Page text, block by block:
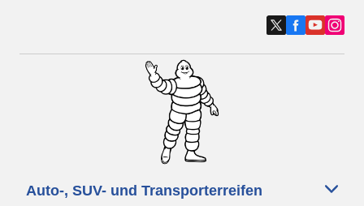
Auto-, SUV- und Transporterreifen